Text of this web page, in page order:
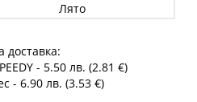
Лято
доставка:
- 5.50 лв. (2.81 €)
- 6.90 лв. (3.53 €)